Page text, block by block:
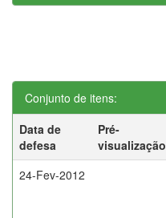
Conjunto de itens:
Data de
defesa
Pré-
visualização
24-Fev-2012